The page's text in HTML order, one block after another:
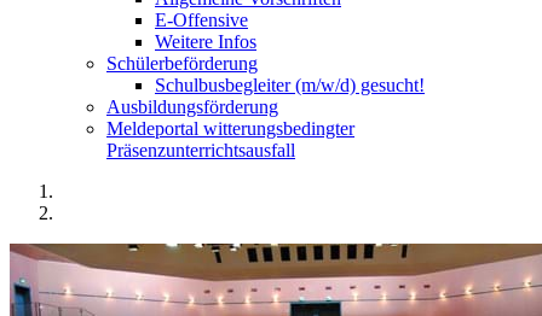
E-Offensive
Weitere Infos
Schülerbeförderung
Schulbusbegleiter (m/w/d) gesucht!
Ausbildungsförderung
Meldeportal witterungsbedingter
Präsenzunterrichtsausfall